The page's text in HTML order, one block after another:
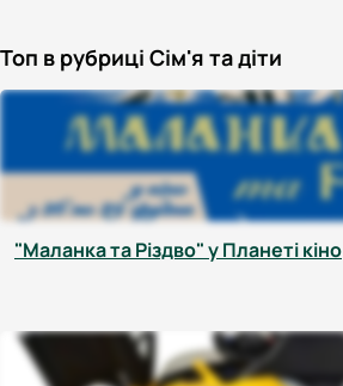
Топ в рубриці Сім'я та діти
"Маланка та Різдво" у Планеті кіно